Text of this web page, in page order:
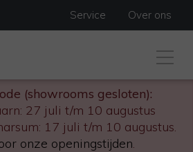
(showrooms gesloten):
27 juli t/m 10 augustus
17 juli t/m 10 augustus.
onze openingstijden.
Service Over ons